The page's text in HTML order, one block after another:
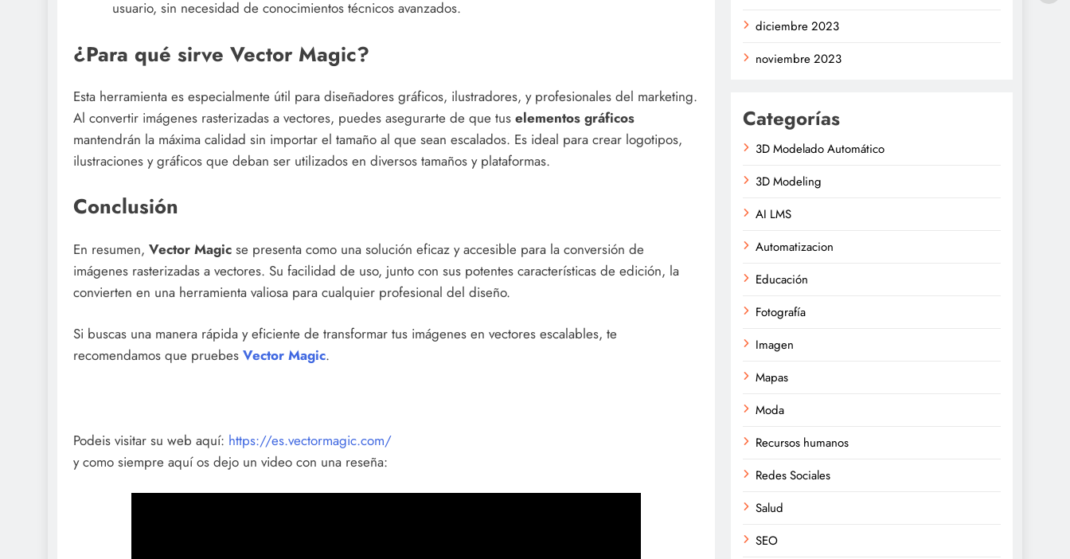
usuario, sin necesidad de conocimientos técnicos avanzados.
¿Para qué sirve Vector Magic?
Esta herramienta es especialmente útil para diseñadores gráficos, ilustradores, y profesionales del marketing.
Al convertir imágenes rasterizadas a vectores, puedes asegurarte de que tus elementos gráficos
mantendrán la máxima calidad sin importar el tamaño al que sean escalados. Es ideal para crear logotipos,
ilustraciones y gráficos que deban ser utilizados en diversos tamaños y plataformas.
Conclusión
En resumen, Vector Magic se presenta como una solución eficaz y accesible para la conversión de
imágenes rasterizadas a vectores. Su facilidad de uso, junto con sus potentes características de edición, la
convierten en una herramienta valiosa para cualquier profesional del diseño.
Si buscas una manera rápida y eficiente de transformar tus imágenes en vectores escalables, te
recomendamos que pruebes Vector Magic.
Podeis visitar su web aquí: https://es.vectormagic.com/
y como siempre aquí os dejo un video con una reseña:
diciembre 2023
noviembre 2023
Categorías
3D Modelado Automático
3D Modeling
AI LMS
Automatizacion
Educación
Fotografía
Imagen
Mapas
Moda
Recursos humanos
Redes Sociales
Salud
SEO